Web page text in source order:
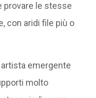
provare le stesse
con aridi file più o
emergente
molto